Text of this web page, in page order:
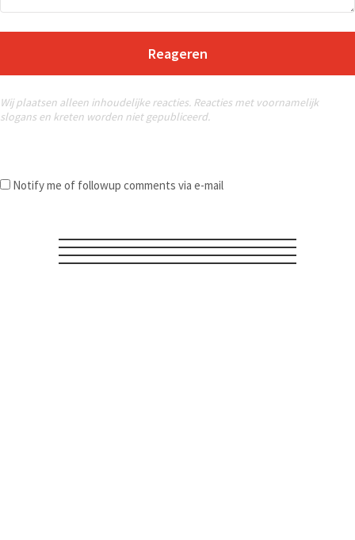
Reageren
Wij plaatsen alleen inhoudelijke reacties. Reacties met voornamelijk
slogans en kreten worden niet gepubliceerd.
Notify me of followup comments via e-mail